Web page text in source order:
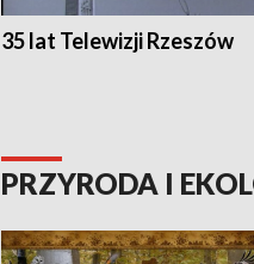
35 lat Telewizji Rzeszów
PRZYRODA I